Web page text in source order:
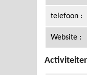
telefoon :
Website :